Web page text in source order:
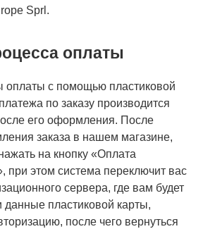
Sprl.
оплаты
с помощью пластиковой
по заказу производится
его оформления. После
заказа в нашем магазине,
на кнопку «Оплата
при этом система переключит вас
сервера, где вам будет
данные пластиковой карты,
после чего вернуться